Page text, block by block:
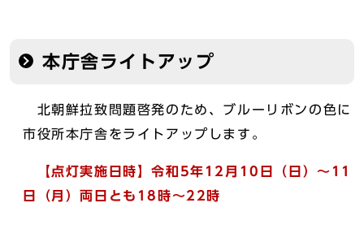
本庁舎ライトアップ
北朝鮮拉致問題啓発のため、ブルーリボンの色に
市役所本庁舎をライトアップします。
【点灯実施日時】令和5年12月10日（日）～11
日（月）両日とも18時～22時